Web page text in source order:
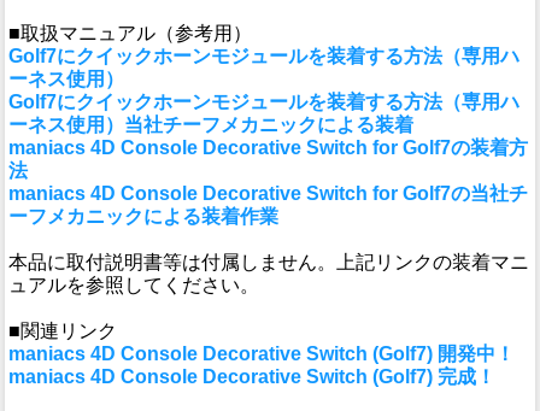
■取扱マニュアル（参考用）
Golf7にクイックホーンモジュールを装着する方法（専用ハ
ーネス使用）
Golf7にクイックホーンモジュールを装着する方法（専用ハ
ーネス使用）当社チーフメカニックによる装着
maniacs 4D Console Decorative Switch for Golf7の装着方
法
maniacs 4D Console Decorative Switch for Golf7の当社チ
ーフメカニックによる装着作業
本品に取付説明書等は付属しません。上記リンクの装着マニ
ュアルを参照してください。
■関連リンク
maniacs 4D Console Decorative Switch (Golf7) 開発中！
maniacs 4D Console Decorative Switch (Golf7) 完成！